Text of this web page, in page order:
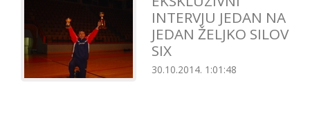
INTERVJU JEDAN NA
JEDAN ŽELJKO SILOV
SIX
30.10.2014. 1:01:48